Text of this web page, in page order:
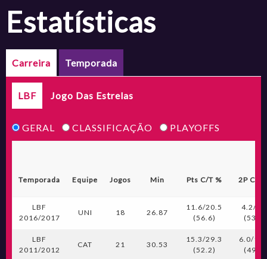
estatísticas
Carreira Temporada
LBF Jogo Das Estrelas
GERAL CLASSIFICAÇÃO PLAYOFFS
Temporada Equipe Jogos Min Pts C/T % 2P C/T
LBF
2016/2017
UNI 18 26.87
11.6/20.5
(56.6)
4.2/
(53.9)
LBF
2011/2012
CAT 21 30.53
15.3/29.3
(52.2)
6.0/
(49.8)